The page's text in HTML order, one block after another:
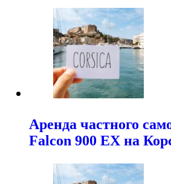
Аренда частного
Falcon 900 EX на